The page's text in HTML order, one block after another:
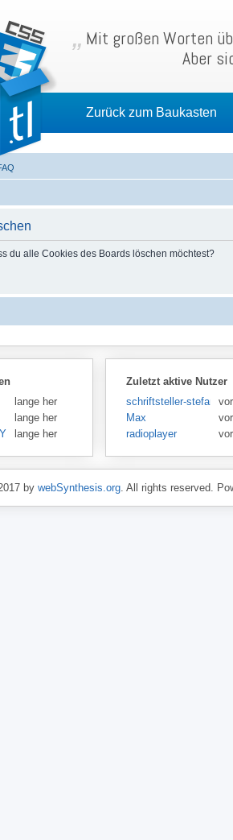
Mit großen Worten
Aber
Zurück zum Baukasten
du alle Cookies des Boards löschen möchtest?
lange her
lange her
lange her
Zuletzt aktive Nutzer
schriftsteller-stefansen
Max
radioplayer
by webSynthesis.org. All rights reserved.